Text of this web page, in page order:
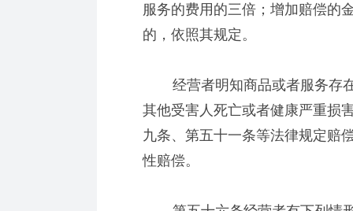
服务的费用的三倍；增加赔偿的
的，依照其规定。
经营者明知商品或者服务存在
其他受害人死亡或者健康严重损
九条、第五十一条等法律规定赔
性赔偿。